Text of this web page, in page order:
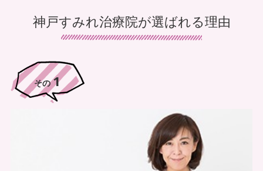
神戸すみれ治療院が選ばれる理由
その1 治療技術に自信あり
神戸すみれ治療院では慰安目的の治療で終わることを良しとせ
ず、本来の目的通り疾病の消失や軽減による日常生活の質の向上
を目的として、講師指導の元、日々治療技術を高め、多くの実績